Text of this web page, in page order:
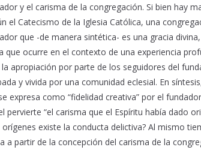
y el carisma de la congregación. Si bien hay
el Catecismo de la Iglesia Católica, una
que -de manera sintética- es una gracia
que ocurre en el contexto de una experiencia
apropiación por parte de los seguidores del
y vivida por una comunidad eclesial. En
expresa como “fidelidad creativa” por el
pervierte “el carisma que el Espíritu había dado
existe la conducta delictiva? Al mismo
a partir de la concepción del carisma de la